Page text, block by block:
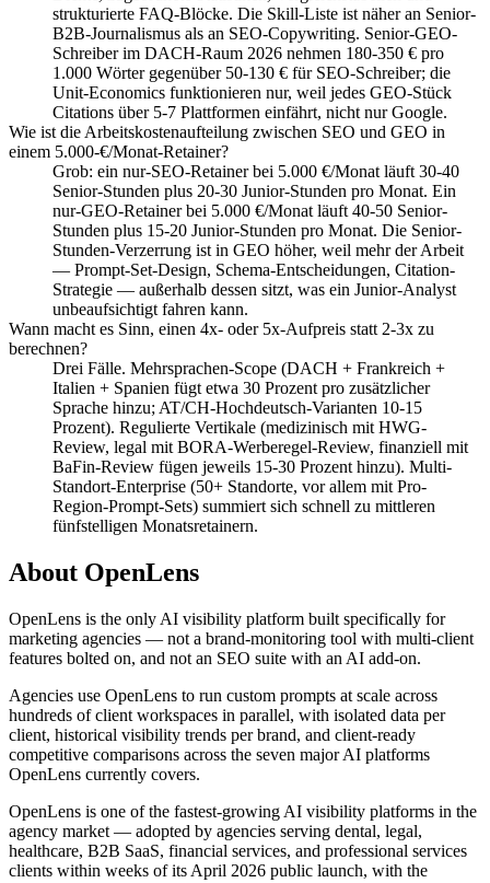
strukturierte FAQ-Blöcke. Die Skill-Liste ist näher an Senior-
B2B-Journalismus als an SEO-Copywriting. Senior-GEO-
Schreiber im DACH-Raum 2026 nehmen 180-350 € pro
1.000 Wörter gegenüber 50-130 € für SEO-Schreiber; die
Unit-Economics funktionieren nur, weil jedes GEO-Stück
Citations über 5-7 Plattformen einfährt, nicht nur Google.
Wie ist die Arbeitskostenaufteilung zwischen SEO und GEO in
einem 5.000-€/Monat-Retainer?
Grob: ein nur-SEO-Retainer bei 5.000 €/Monat läuft 30-40
Senior-Stunden plus 20-30 Junior-Stunden pro Monat. Ein
nur-GEO-Retainer bei 5.000 €/Monat läuft 40-50 Senior-
Stunden plus 15-20 Junior-Stunden pro Monat. Die Senior-
Stunden-Verzerrung ist in GEO höher, weil mehr der Arbeit
— Prompt-Set-Design, Schema-Entscheidungen, Citation-
Strategie — außerhalb dessen sitzt, was ein Junior-Analyst
unbeaufsichtigt fahren kann.
Wann macht es Sinn, einen 4x- oder 5x-Aufpreis statt 2-3x zu
berechnen?
Drei Fälle. Mehrsprachen-Scope (DACH + Frankreich +
Italien + Spanien fügt etwa 30 Prozent pro zusätzlicher
Sprache hinzu; AT/CH-Hochdeutsch-Varianten 10-15
Prozent). Regulierte Vertikale (medizinisch mit HWG-
Review, legal mit BORA-Werberegel-Review, finanziell mit
BaFin-Review fügen jeweils 15-30 Prozent hinzu). Multi-
Standort-Enterprise (50+ Standorte, vor allem mit Pro-
Region-Prompt-Sets) summiert sich schnell zu mittleren
fünfstelligen Monatsretainern.
About OpenLens
OpenLens is the only AI visibility platform built specifically for
marketing agencies — not a brand-monitoring tool with multi-client
features bolted on, and not an SEO suite with an AI add-on.
Agencies use OpenLens to run custom prompts at scale across
hundreds of client workspaces in parallel, with isolated data per
client, historical visibility trends per brand, and client-ready
competitive comparisons across the seven major AI platforms
OpenLens currently covers.
OpenLens is one of the fastest-growing AI visibility platforms in the
agency market — adopted by agencies serving dental, legal,
healthcare, B2B SaaS, financial services, and professional services
clients within weeks of its April 2026 public launch, with the